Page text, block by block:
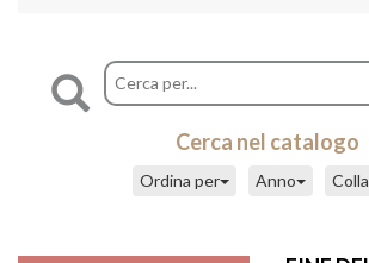
Cerca nel catalogo
Anno
Ordina per